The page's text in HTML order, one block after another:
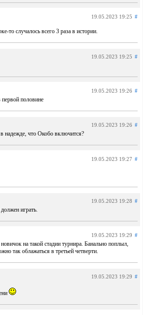
19.05.2023 19:25 #
то случалось всего 3 раза в истории.
19.05.2023 19:25 #
19.05.2023 19:26 #
половине
19.05.2023 19:26 #
надежде, что Окобо включится?
19.05.2023 19:27 #
19.05.2023 19:28 #
играть.
19.05.2023 19:29 #
на такой стадии турнира. Банально поплыл,
так облажаться в третьей четверти.
19.05.2023 19:29 #